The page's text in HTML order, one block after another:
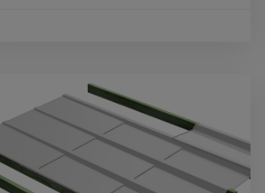
bjelken. Det skal ved bruk av
standardplater som justeringsplater […]